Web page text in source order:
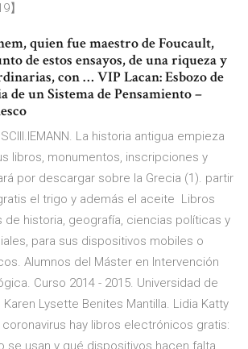
】
quien fue maestro de Foucault,
de estos ensayos, de una riqueza y
con … VIP Lacan: Esbozo de
de un Sistema de Pensamiento –
La historia antigua empieza
libros, monumentos, inscripciones y
por descargar sobre la Grecia (1). partir
el trigo y además el aceite Libros
historia, geografía, ciencias políticas y
para sus dispositivos mobiles o
Alumnos del Máster en Intervención
Curso 2014 - 2015. Universidad de
Karen Lysette Benites Mantilla. Lidia Katty
coronavirus hay libros electrónicos gratis: